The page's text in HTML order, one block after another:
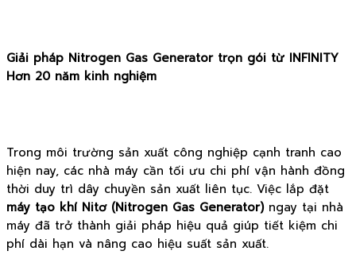
Giải pháp Nitrogen Gas Generator trọn gói từ INFINITY
Hơn 20 năm kinh nghiệm
Trong môi trường sản xuất công nghiệp cạnh tranh cao
hiện nay, các nhà máy cần tối ưu chi phí vận hành đồng
thời duy trì dây chuyền sản xuất liên tục. Việc lắp đặt
máy tạo khí Nitơ (Nitrogen Gas Generator) ngay tại nhà
máy đã trở thành giải pháp hiệu quả giúp tiết kiệm chi
phí dài hạn và nâng cao hiệu suất sản xuất.